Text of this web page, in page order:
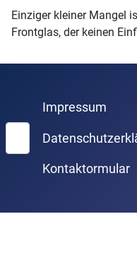
Einziger kleiner Mangel
Frontglas, der keinen
Suchen
Impressum
Kontaktormular